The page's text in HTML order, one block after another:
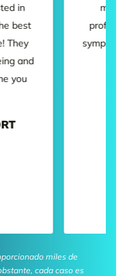
in
best
They
and
you
my
miles de
cada caso es